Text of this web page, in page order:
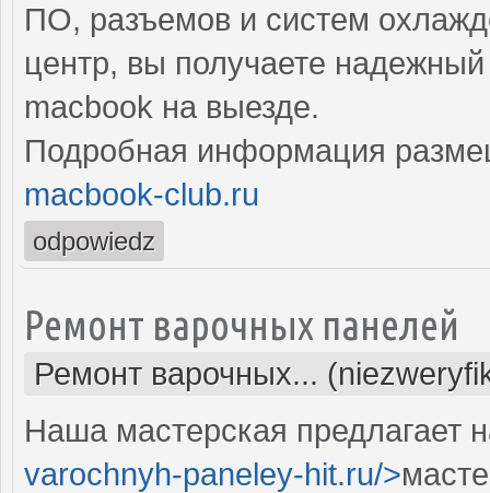
ПО, разъемов и систем
центр, вы получаете
macbook на выезде.
Подробная информация
macbook-club.ru
odpowiedz
Ремонт варочных панелей
Ремонт варочных...
Наша мастерская предлагает
varochnyh-paneley-hit.ru/>